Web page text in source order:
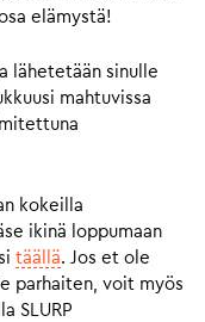
elämystä!
lähetetään sinulle
mahtuvissa
kokeilla
ikinä loppumaan
täällä. Jos et ole
parhaiten, voit myös
SLURP